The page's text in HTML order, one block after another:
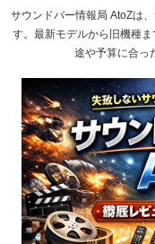
サウンドバー情報局 AtoZは
す。最新モデルから旧機種
途や予算に合っ